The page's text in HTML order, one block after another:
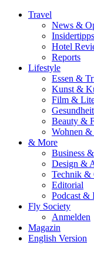
Travel
News &
Insidertipps
Hotel
Reports
Lifestyle
Essen &
Kunst &
Film &
Beauty &
Wohnen &
& More
Business
Design &
Technik &
Editorial
Podcast &
Fly Society
Anmelden
Magazin
English Version